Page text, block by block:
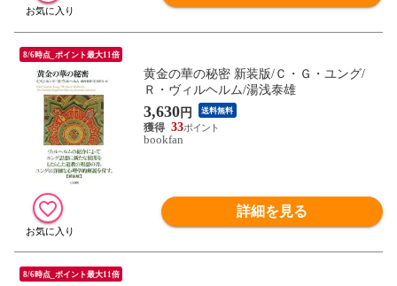
8/6時点_ポイント最大11倍
黄金の華の秘密 新装版/Ｃ・Ｇ・ユング/
Ｒ・ヴィルヘルム/湯浅泰雄
3,630円 送料無料
33
bookfan
詳細を見る
8/6時点_ポイント最大11倍